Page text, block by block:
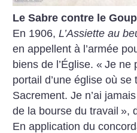
Le Sabre contre le
En 1906,L’Assiette au
en appellent à l’armée
biens de l’Église. « Je ne
portail d’une église où se
Sacrement. Je n’ai
de la bourse du travail »,
En application du